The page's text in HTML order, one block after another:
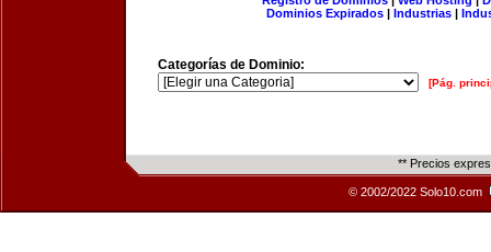
Dominios Expirados | Industrias |
Categorías de Dominio:
[Pág.
** Precios
© 2002/2022 Solo10.com